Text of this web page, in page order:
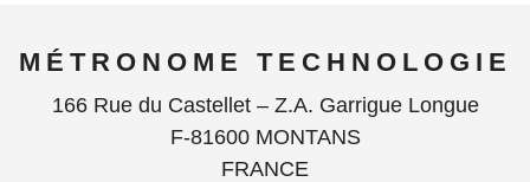
MÉTRONOME TECHNOLOGIE
166 Rue du Castellet – Z.A. Garrigue Longue
F-81600 MONTANS
FRANCE